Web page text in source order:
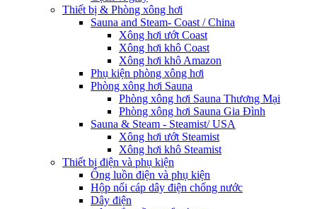
Thiết bị & Phòng xông hơi
Sauna and Steam- Coast / China
Xông hơi ướt Coast
Xông hơi khô Coast
Xông hơi khô Amazon
Phụ kiện phòng xông hơi
Phòng xông hơi Sauna
Phòng xông hơi Sauna Thương Mại
Phòng xông hơi Sauna Gia Đình
Sauna & Steam - Steamist/ USA
Xông hơi ướt Steamist
Xông hơi khô Steamist
Thiết bị điện và phụ kiện
Ống luồn điện và phụ kiện
Hộp nối cáp dây điện chống nước
Dây điện